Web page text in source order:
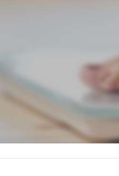
予防接種のご案内
メディ
点滴療法
高濃度ビ
疲れの謎
慢性疲労
医療アー